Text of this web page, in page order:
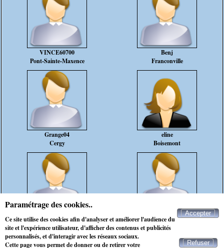
Paramétrage des cookies..
Ce site utilise des cookies afin d'analyser et améliorer l'audience du
site et l'expérience utilisateur, d'afficher des contenus et publicités
personnalisés, et d'interagir avec les réseaux sociaux.
Cette page vous permet de donner ou de retirer votre
Accepter
Refuser
VINCE60700
Pont-Sainte-Maxence
Benj
Franconville
Grange04
Cergy
eline
Boisemont
Max_max
Paris-15e-arrondissement
rebeucool75
Paris-17e-arrondissement